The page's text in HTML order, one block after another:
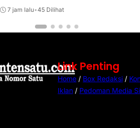
7 jam lalu•45 Dilihat
Link Penting
Home / Box Redaksi /
Iklan / Pedoman Media